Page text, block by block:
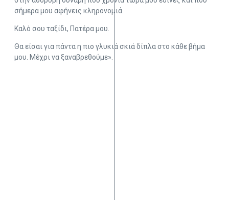
σήμερα μου αφήνεις κληρονομιά.
Καλό σου ταξίδι, Πατέρα μου.
Θα είσαι για πάντα η πιο γλυκιά σκιά δίπλα στο κάθε βήμα
μου. Μέχρι να ξαναβρεθούμε».